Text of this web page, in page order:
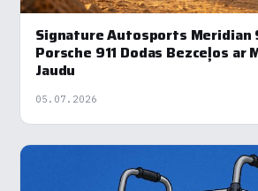
Signature Autosports Meridian
Porsche 911 Dodas Bezceļos ar
Jaudu
05.07.2026